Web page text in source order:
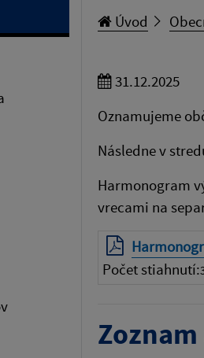
Úvod
31.12.2025
Oznamujeme
Následne v
Harmonogram
vrecami na
Počet stiahnutí: